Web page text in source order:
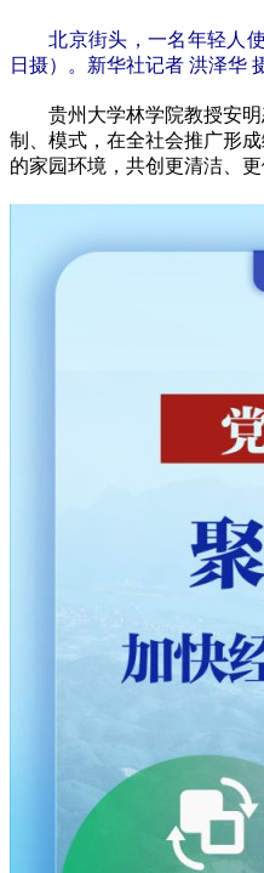
北京街头，一名年轻人
日摄）。新华社记者 洪泽华
贵州大学林学院教授安明
制、模式，在全社会推广形
的家园环境，共创更清洁、更